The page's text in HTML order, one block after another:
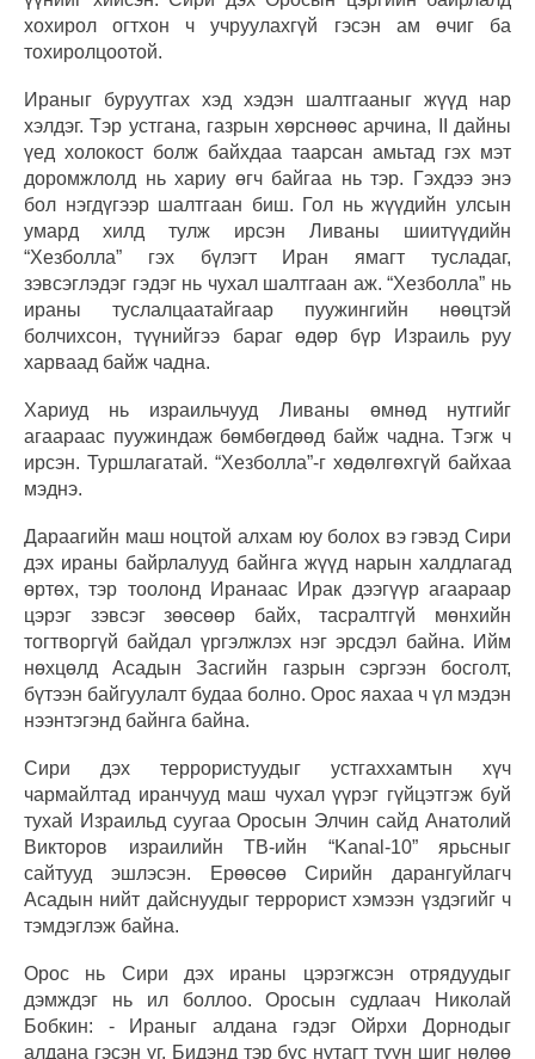
хохирол огтхон ч учруулахгүй гэсэн ам өчиг ба
тохиролцоотой.
Ираныг буруутгах хэд хэдэн шалтгааныг жүүд нар
хэлдэг. Тэр устгана, газрын хөрснөөс арчина, II дайны
үед холокост болж байхдаа таарсан амьтад гэх мэт
доромжлолд нь хариу өгч байгаа нь тэр. Гэхдээ энэ
бол нэгдүгээр шалтгаан биш. Гол нь жүүдийн улсын
умард хилд тулж ирсэн Ливаны шиитүүдийн
“Хезболла” гэх бүлэгт Иран ямагт тусладаг,
зэвсэглэдэг гэдэг нь чухал шалтгаан аж. “Хезболла” нь
ираны туслалцаатайгаар пуужингийн нөөцтэй
болчихсон, түүнийгээ бараг өдөр бүр Израиль руу
харваад байж чадна.
Хариуд нь израильчууд Ливаны өмнөд нутгийг
агаараас пуужиндаж бөмбөгдөөд байж чадна. Тэгж ч
ирсэн. Туршлагатай. “Хезболла”-г хөдөлгөхгүй байхаа
мэднэ.
Дараагийн маш ноцтой алхам юу болох вэ гэвэд Сири
дэх ираны байрлалууд байнга жүүд нарын халдлагад
өртөх, тэр тоолонд Иранаас Ирак дээгүүр агаараар
цэрэг зэвсэг зөөсөөр байх, тасралтгүй мөнхийн
тогтворгүй байдал үргэлжлэх нэг эрсдэл байна. Ийм
нөхцөлд Асадын Засгийн газрын сэргээн босголт,
бүтээн байгуулалт будаа болно. Орос яахаа ч үл мэдэн
нээнтэгэнд байнга байна.
Сири дэх террористуудыг устгаххамтын хүч
чармайлтад иранчууд маш чухал үүрэг гүйцэтгэж буй
тухай Израильд суугаа Оросын Элчин сайд Анатолий
Викторов израилийн ТВ-ийн “Kanal-10” ярьсныг
сайтууд эшлэсэн. Ерөөсөө Сирийн дарангуйлагч
Асадын нийт дайснуудыг террорист хэмээн үздэгийг ч
тэмдэглэж байна.
Орос нь Сири дэх ираны цэрэгжсэн отрядуудыг
дэмждэг нь ил боллоо. Оросын судлаач Николай
Бобкин: - Ираныг алдана гэдэг Ойрхи Дорнодыг
алдана гэсэн үг. Бидэнд тэр бүс нутагт түүн шиг нөлөө